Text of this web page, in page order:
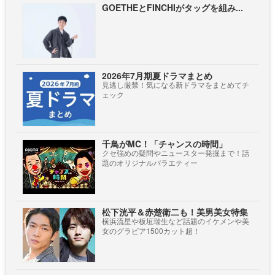
GOETHEとFINCHIがタッグを組み...
2026年7月期夏ドラマまとめ
見逃し厳禁！気になる新ドラマをまとめてチ
ェック
千鳥がMC！「チャンスの時間」
クセ強めの疑問やニュースター発掘まで！話
題のオリジナルバラエティー
松下洸平＆赤楚衛二も！美男美女特集
横浜流星や板垣瑞生など話題のイケメンや美
女のグラビア1500カット超！